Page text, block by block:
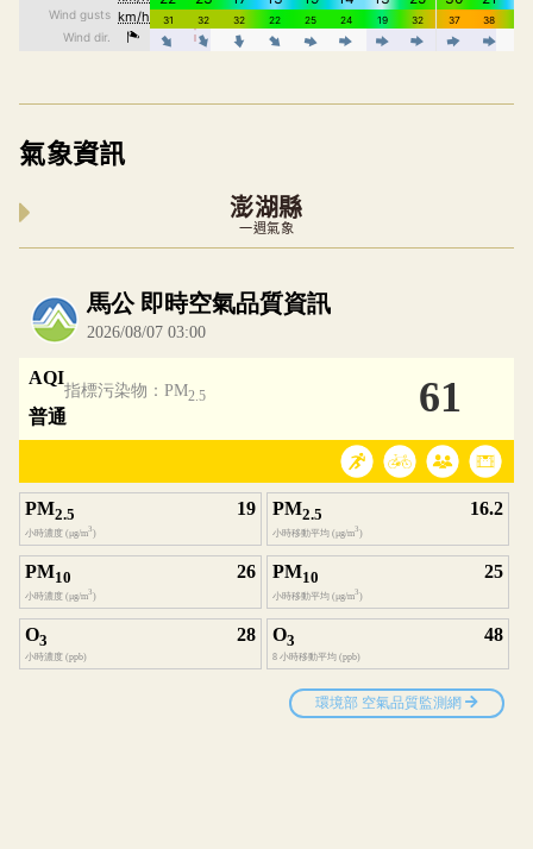
氣象資訊
澎湖縣
一週氣象
內嵌空氣品質小工具為視覺預覽，完整即時空